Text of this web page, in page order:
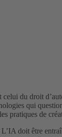
du droit
qui
pratiques de
doit être